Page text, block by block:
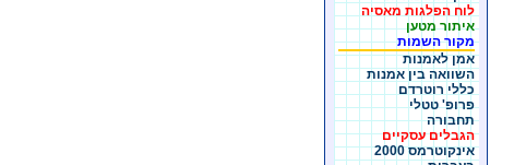
לוח הפלגות מאסיה
איתור מטען
מקור השמות
אמן לאמנות
השוואה בין אמנות
כללי רוטרדם
פרופ' טטלי
תחבורה
הגבלים עסקיים
אינקוטרמס 2000